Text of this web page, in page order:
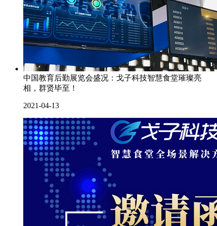
中国教育后勤展览会盛况：戈子科技智慧食堂璀璨亮
相，群贤毕至！
2021-04-13